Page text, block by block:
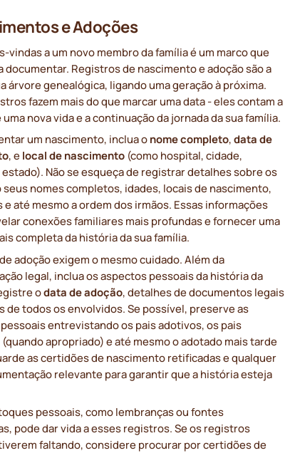
e Adoções
vindas a um novo membro da família é um marco que
documentar. Registros de nascimento e adoção são a
árvore genealógica, ligando uma geração à próxima.
fazem mais do que marcar uma data - eles contam a
nova vida e a continuação da jornada da sua família.
um nascimento, inclua onome completo,data de
, e local de nascimento (como hospital, cidade,
Não se esqueça de registrar detalhes sobre os
seus nomes completos, idades, locais de nascimento,
e até mesmo a ordem dos irmãos. Essas informações
conexões familiares mais profundas e fornecer uma
completa da história da sua família.
adoção exigem o mesmo cuidado. Além da
legal, inclua os aspectos pessoais da história da
odata de adoção, detalhes de documentos legais
de todos os envolvidos. Se possível, preserve as
entrevistando os pais adotivos, os pais
apropriado) e até mesmo o adotado mais tarde
as certidões de nascimento retificadas e qualquer
relevante para garantir que a história esteja
pessoais, como lembranças ou fontes
pode dar vida a esses registros. Se os registros
faltando, considere procurar por certidões de